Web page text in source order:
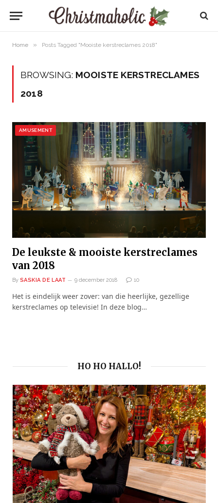
Home » Posts Tagged "Mooiste kerstreclames 2018"
BROWSING: MOOISTE KERSTRECLAMES
2018
AMUSEMENT
De leukste & mooiste kerstreclames
van 2018
By SASKIA DE LAAT 9 december 2018 10
Het is eindelijk weer zover: van die heerlijke, gezellige
kerstreclames op televisie! In deze blog…
HO HO HALLO!